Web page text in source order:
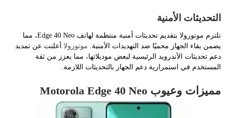
التحديثات الأمنية
تلتزم موتورولا بتقديم تحديثات أمنية منتظمة لهاتف Edge 40 Neo، مما
يضمن بقاء الجهاز محميًا ضد التهديدات الأمنية. موتورولا أعلنت عن تمديد
دعم تحديثات الأندرويد الرئيسية لبعض موديلاتها، مما يعزز من ثقة
المستخدم في استمرارية دعم الجهاز بالتحديثات اللازمة.
مميزات وعيوب Motorola Edge 40 Neo